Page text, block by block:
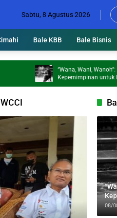
Sabtu, 8 Agustus 2026
Bale KBB Bale Bisnis
“Wana, Wani, Wanoh”: Tiga
Kepemimpinan untuk
Jabbar
08/